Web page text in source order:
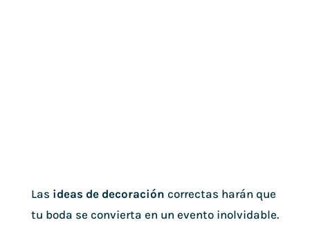
Las ideas de decoración correctas harán que
tu boda se convierta en un evento inolvidable.